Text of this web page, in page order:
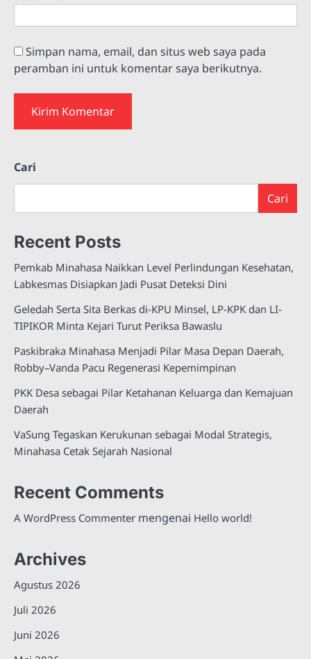
Simpan nama, email, dan situs web saya pada
peramban ini untuk komentar saya berikutnya.
Cari
Cari
Recent Posts
Pemkab Minahasa Naikkan Level Perlindungan Kesehatan,
Labkesmas Disiapkan Jadi Pusat Deteksi Dini
Geledah Serta Sita Berkas di-KPU Minsel, LP-KPK dan LI-
TIPIKOR Minta Kejari Turut Periksa Bawaslu
Paskibraka Minahasa Menjadi Pilar Masa Depan Daerah,
Robby–Vanda Pacu Regenerasi Kepemimpinan
PKK Desa sebagai Pilar Ketahanan Keluarga dan Kemajuan
Daerah
VaSung Tegaskan Kerukunan sebagai Modal Strategis,
Minahasa Cetak Sejarah Nasional
Recent Comments
A WordPress Commenter mengenai Hello world!
Archives
Agustus 2026
Juli 2026
Juni 2026